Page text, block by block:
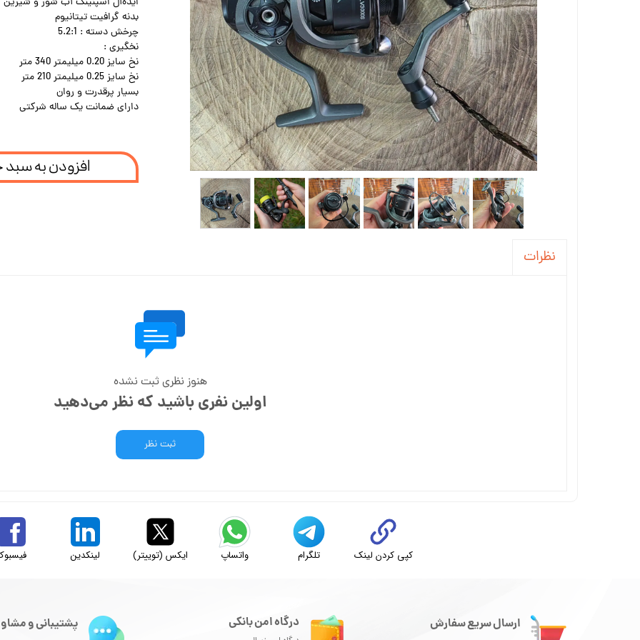
بدنه گرافیت تیتانیوم
چرخش دسته : 5.2:1
نخگیری :
نخ سایز 0.20 میلیمتر 340 متر
نخ سایز 0.25 میلیمتر 210 متر
بسیار پرقدرت و روان
دارای ضمانت یک ساله شرکتی
افزودن به
نظرات
هنوز نظری ثبت نشده
اولین نفری باشید که نظر می‌دهید
ثبت نظر
کپی کردن لینک تلگرام واتساپ ایکس (توییتر) لینکدین
ارسال سریع سفارش درگاه امن بانکی پشتیبانی و